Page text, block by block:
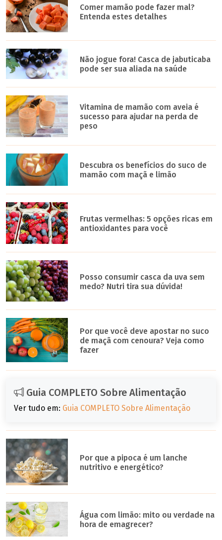
Comer mamão pode fazer mal?
Entenda estes detalhes
Não jogue fora! Casca de jabuticaba
pode ser sua aliada na saúde
Vitamina de mamão com aveia é
sucesso para ajudar na perda de
peso
Descubra os benefícios do suco de
mamão com maçã e limão
Frutas vermelhas: 5 opções ricas em
antioxidantes para você
Posso consumir casca da uva sem
medo? Nutri tira sua dúvida!
Por que você deve apostar no suco
de maçã com cenoura? Veja como
fazer
Guia COMPLETO Sobre Alimentação
Ver tudo em: Guia COMPLETO Sobre Alimentação
Por que a pipoca é um lanche
nutritivo e energético?
Água com limão: mito ou verdade na
hora de emagrecer?